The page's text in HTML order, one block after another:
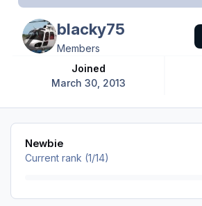
blacky75
Members
Joined
March 30, 2013
View all
Newbie
Current rank (1/14)